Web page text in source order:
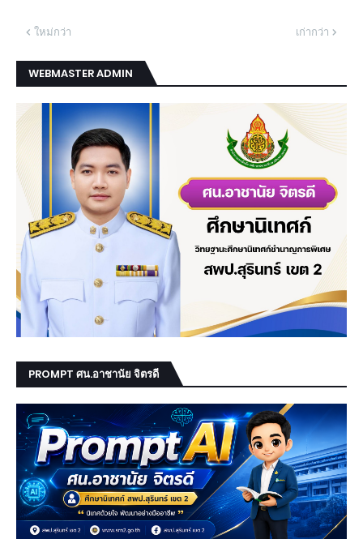
ใหม่กว่า เก่ากว่า
WEBMASTER ADMIN
PROMPT ศน.อาชานัย จิตรดี